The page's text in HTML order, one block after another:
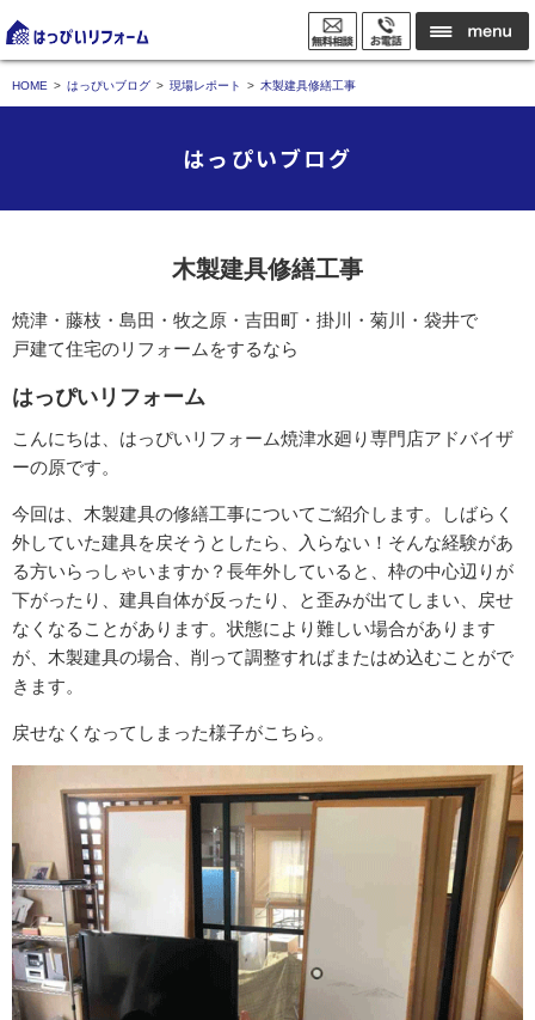
HOME はっぴいブログ 現場レポート 木製建具修繕工事
はっぴいブログ
木製建具修繕工事
焼津・藤枝・島田・牧之原・吉田町・掛川・菊川・袋井で
戸建て住宅のリフォームをするなら
はっぴいリフォーム
こんにちは、はっぴいリフォーム焼津水廻り専門店アドバイザ
ーの原です。
今回は、木製建具の修繕工事についてご紹介します。しばらく
外していた建具を戻そうとしたら、入らない！そんな経験があ
る方いらっしゃいますか？長年外していると、枠の中心辺りが
下がったり、建具自体が反ったり、と歪みが出てしまい、戻せ
なくなることがあります。状態により難しい場合があります
が、木製建具の場合、削って調整すればまたはめ込むことがで
きます。
戻せなくなってしまった様子がこちら。